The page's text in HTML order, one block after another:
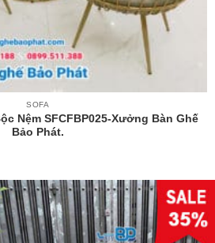
SOFA
Nệm SFCFBP025-Xưởng Bàn Ghế
Bảo Phát.